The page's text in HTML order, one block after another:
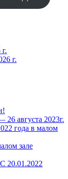
г.
августа 2023г.
года в малом
зале
20.01.2022